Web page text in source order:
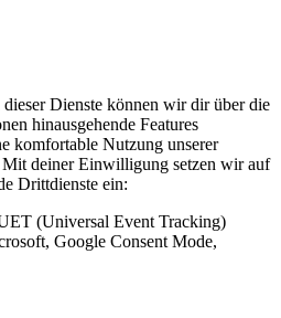
Dienste können wir dir über die
hinausgehende Features
komfortable Nutzung unserer
Mit deiner Einwilligung setzen wir auf
Drittdienste ein:
(Universal Event Tracking)
Google Consent Mode,